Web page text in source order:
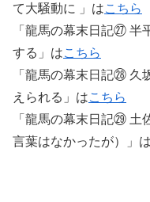
て大騒動に 」はこちら
「龍馬の幕末日記㉗
する」はこちら
「龍馬の幕末日記㉘
えられる」はこちら
「龍馬の幕末日記㉙
言葉はなかったが）」は